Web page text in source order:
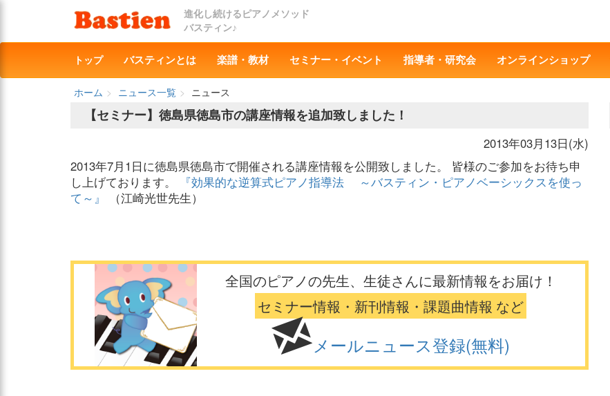
進化し続けるピアノメソッド
バスティン♪
トップ バスティンとは 楽譜・教材 セミナー・イベント 指導者・研究会 オンラインショップ
ホーム ニュース一覧
ニュース
【セミナー】徳島県徳島市の講座情報を追加致しました！
2013年03月13日(水)
2013年7月1日に徳島県徳島市で開催される講座情報を公開致しました。 皆様のご参加をお待ち申
し上げております。
『効果的な逆算式ピアノ指導法 ～バスティン・ピアノベーシックスを使っ
て～』
（江崎光世先生）
全国のピアノの先生、生徒さんに最新情報をお届け！
セミナー情報・新刊情報・課題曲情報 など
メールニュース登録(無料)